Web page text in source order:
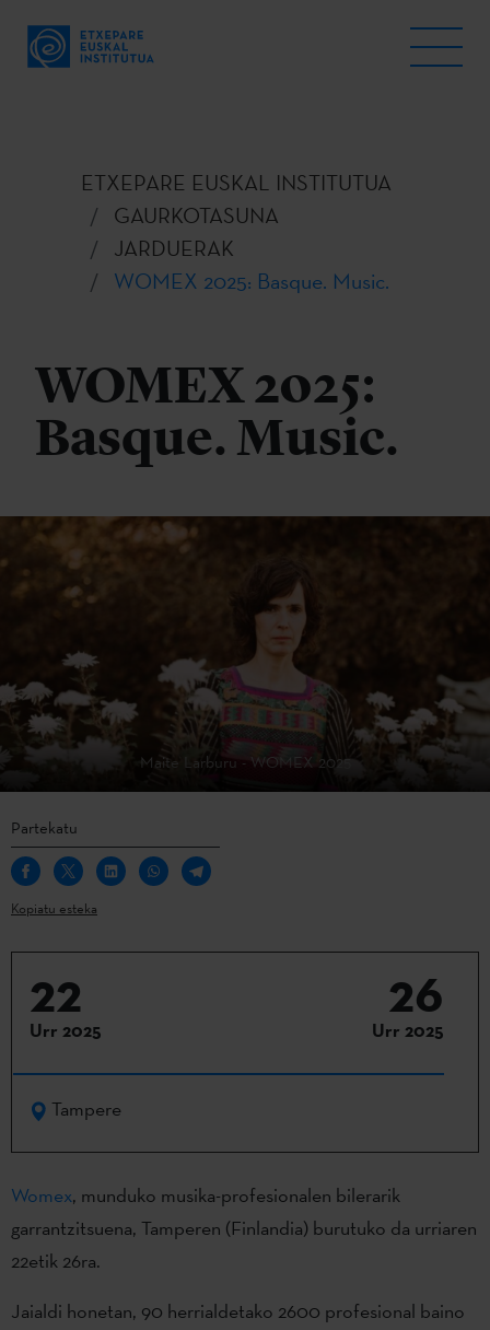
ETXEPARE EUSKAL INSTITUTUA
GAURKOTASUNA
JARDUERAK
WOMEX 2025: Basque. Music.
WOMEX 2025:
Basque. Music.
Maite Larburu - WOMEX 2025
Partekatu
Kopiatu esteka
22
Urr 2025
26
Urr 2025
Tampere
Womex, munduko musika-profesionalen bilerarik
garrantzitsuena, Tamperen (Finlandia) burutuko da urriaren
22etik 26ra.
Jaialdi honetan, 90 herrialdetako 2600 profesional baino